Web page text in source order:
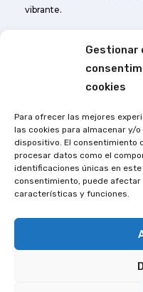
Gestionar
cookies
Para ofrecer las mejores
las cookies para almacenar y/
dispositivo. El consentimiento
procesar datos como el
identificaciones únicas en
consentimiento, puede
características y funciones.
vibrante.
Otros Enlances
Cuerpo de Bomberos de
Contactos:
Dirección:Avn. La
Teléfonos:(593) 03249-